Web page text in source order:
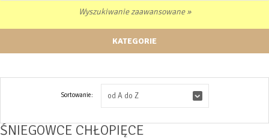
Wyszukiwanie zaawansowane »
KATEGORIE
Sortowanie: od A do Z
ŚNIEGOWCE CHŁOPIĘCE